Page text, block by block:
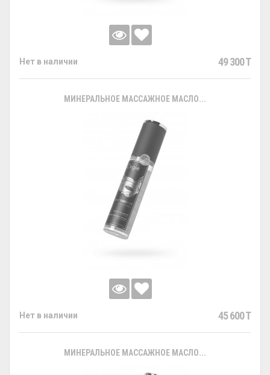
Нет в наличии 49 300 T
МИНЕРАЛЬНОЕ МАССАЖНОЕ МАСЛО...
Нет в наличии 45 600 T
МИНЕРАЛЬНОЕ МАССАЖНОЕ МАСЛО...